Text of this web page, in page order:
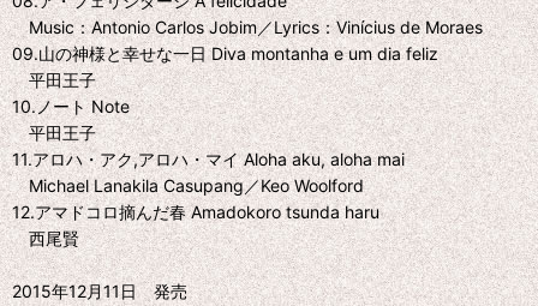
Music：Antonio Carlos Jobim／Lyrics：Vinícius de Moraes
09.山の神様と幸せな一日 Diva montanha e um dia feliz
平田王子
10.ノート Note
平田王子
11.アロハ・アク,アロハ・マイ Aloha aku, aloha mai
Michael Lanakila Casupang／Keo Woolford
12.アマドコロ摘んだ春 Amadokoro tsunda haru
西尾賢
2015年12月11日 発売